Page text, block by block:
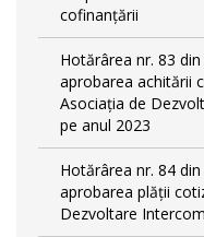
cofinanțării
Hotărârea nr. 83
aprobarea achitării
Asociația de
pe anul 2023
Hotărârea nr. 84
aprobarea plății
Dezvoltare